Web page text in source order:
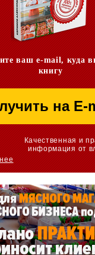
ваш e-mail, куда
книгу
Качественная и
информация от